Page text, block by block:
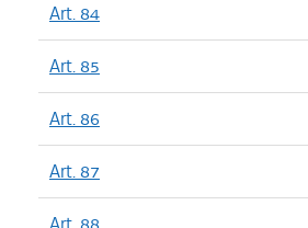
Art. 84
Art. 85
Art. 86
Art. 87